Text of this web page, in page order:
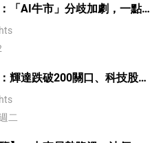
「AI牛市」分歧加劇，一點
調整難以避免？
輝達跌破200關口、科技股拋
市如何研判？
二